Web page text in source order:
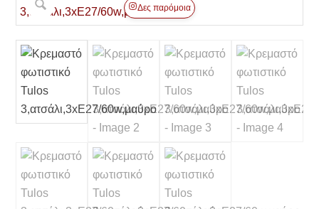
Δες παρόμοια